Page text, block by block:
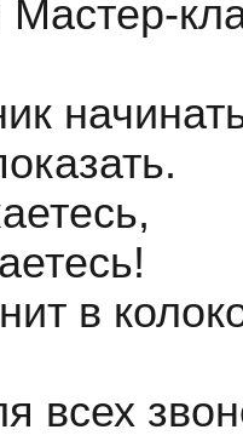
Мастер-
в
всех